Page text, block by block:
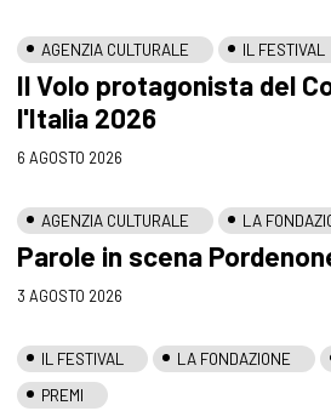
AGENZIA CULTURALE IL FESTIVAL
Il Volo protagonista del
l'Italia 2026
6 AGOSTO 2026
AGENZIA CULTURALE LA
Parole in scena
3 AGOSTO 2026
IL FESTIVAL LA FONDAZIONE
PREMI